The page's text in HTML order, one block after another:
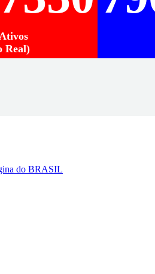
Real)
do BRASIL